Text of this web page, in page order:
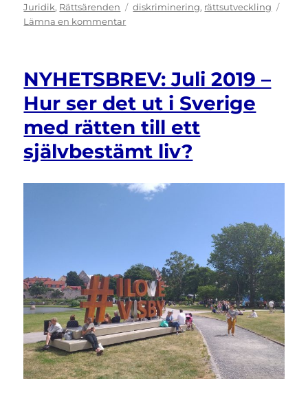
den
Juridik, Rättsärenden Etiketter
diskriminering, rättsutveckling
Lämna en kommentartill
diskriminering
grund
av
dyslexi
och
NYHETSBREV: Juli 2019 –
Hur ser det ut i Sverige
med rätten till ett
självbestämt liv?